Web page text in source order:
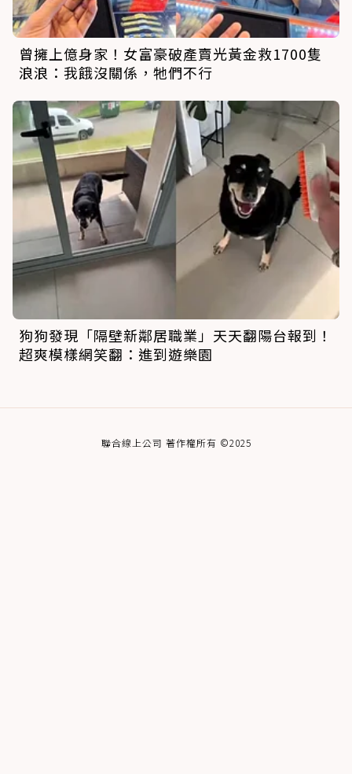
曾擁上億身家！女富豪破產賣光黃金救1700隻
浪浪：我餓沒關係，牠們不行
狗狗發現「隔壁新鄰居職業」天天翻陽台報到！
超爽模樣網笑翻：進到遊樂園
聯合線上公司 著作權所有 ©2025